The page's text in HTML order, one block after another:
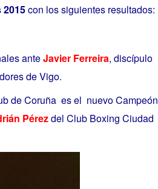
con los siguientes resultados:
anteJavier Ferreira, discípulo
de Vigo.
de Coruña es el nuevo Campeón
Pérezdel Club Boxing Ciudad